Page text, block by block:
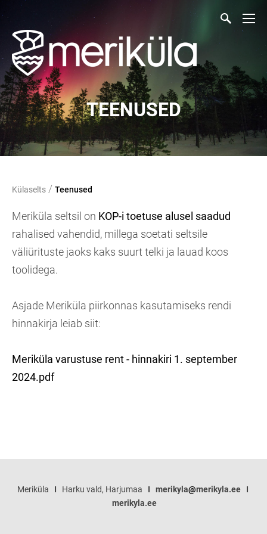
TEENUSED
Külaselts / Teenused
Meriküla seltsil on KOP-i toetuse alusel saadud
rahalised vahendid, millega soetati seltsile
väliürituste jaoks kaks suurt telki ja lauad koos
toolidega.
Asjade Meriküla piirkonnas kasutamiseks rendi
hinnakirja leiab siit:
Meriküla varustuse rent - hinnakiri 1. september
2024.pdf
Meriküla I Harku vald, Harjumaa I merikyla@merikyla.ee I
merikyla.ee